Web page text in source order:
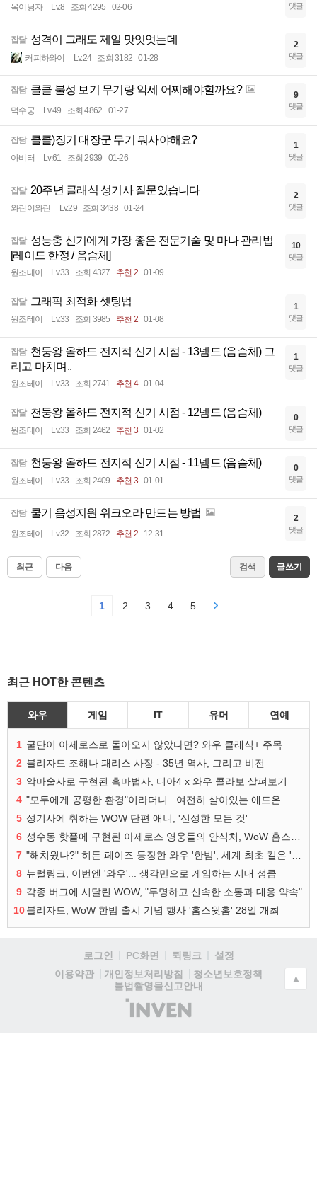
옥이낭자 Lv.8 조회 4295 02-06 댓글
잡담 성격이 그래도 제일 맛잇엇는데
커피하와이 Lv.24 조회 3182 01-28
2
댓글
잡담 클클 불성 보기 무기랑 악세 어찌해야할까요?
덕수궁 Lv.49 조회 4862 01-27
9
댓글
잡담 클클)징기 대장군 무기 뭐사야해요?
아비터 Lv.61 조회 2939 01-26
1
댓글
잡담 20주년 클래식 성기사 질문있습니다
와린이와린 Lv.29 조회 3438 01-24
2
댓글
잡담 성능충 신기에게 가장 좋은 전문기술 및 마나 관리법
[레이드 한정 / 음슴체]
원조테이 Lv.33 조회 4327 추천 2 01-09
10
댓글
잡담 그래픽 최적화 셋팅법
원조테이 Lv.33 조회 3985 추천 2 01-08
1
댓글
잡담 천둥왕 올하드 전지적 신기 시점 - 13넴드 (음슴체) 그
리고 마치며..
원조테이 Lv.33 조회 2741 추천 4 01-04
1
댓글
잡담 천둥왕 올하드 전지적 신기 시점 - 12넴드 (음슴체)
원조테이 Lv.33 조회 2462 추천 3 01-02
0
댓글
잡담 천둥왕 올하드 전지적 신기 시점 - 11넴드 (음슴체)
원조테이 Lv.33 조회 2409 추천 3 01-01
0
댓글
잡담 쿨기 음성지원 위크오라 만드는 방법
원조테이 Lv.32 조회 2872 추천 2 12-31
2
댓글
최근 다음 검색 글쓰기
1 2 3 4 5
최근 HOT한 콘텐츠
와우 게임 IT 유머 연예
1 굴단이 아제로스로 돌아오지 않았다면? 와우 클래식+ 주목
2 블리자드 조해나 패리스 사장 - 35년 역사, 그리고 비전
3 악마술사로 구현된 흑마법사, 디아4 x 와우 콜라보 살펴보기
4 "모두에게 공평한 환경"이라더니...여전히 살아있는 애드온
5 성기사에 취하는 WOW 단편 애니, '신성한 모든 것'
6
7
8 뉴럴링크, 이번엔 '와우'... 생각만으로 게임하는 시대 성큼
9 각종 버그에 시달린 WOW, "투명하고 신속한 소통과 대응 약속"
10블리자드, WoW 한밤 출시 기념 행사 '홈스윗홈' 28일 개최
로그인 PC화면 퀵링크
설정
이용약관
개인정보처리방침
청소년보호정책
불법촬영물신고안내
(주)
인
▲